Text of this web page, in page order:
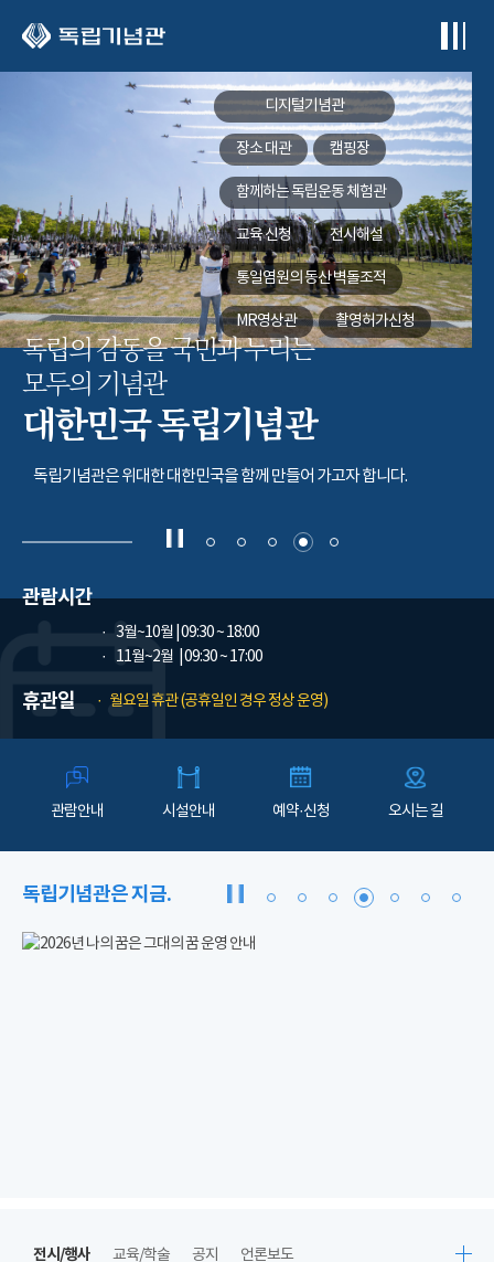
디지털기념관
장소 대관 캠핑장
함께하는독립운동 체험관
교육 신청 전시해설
통일염원의 동산벽돌조적
MR영상관 촬영허가신청
독립의 감동을 국민과 누리는
모두의 기념관
대한민국 독립기념관
독립기념관은 위대한 대한민국을 함께 만들어 가고자 합니다.
관람시간
3월~10월 | 09:30 ~ 18:00
11월~2월
| 09:30 ~ 17:00
휴관일 월요일 휴관 (공휴일인 경우 정상 운영)
관람안내 시설안내 예약·신청 오시는 길
독립기념관은 지금.
전시/행사 교육/학술 공지 언론보도